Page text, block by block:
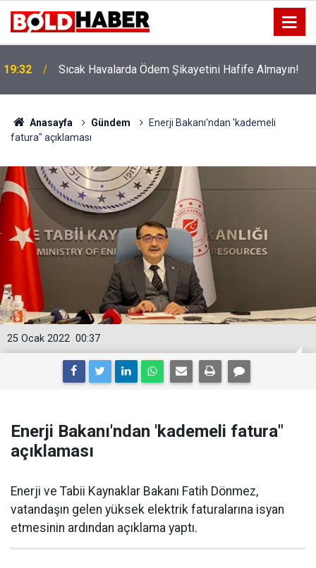
19:32 Sıcak Havalarda Ödem Şikayetini Hafife Almayın!
Anasayfa Gündem
Enerji Bakanı'ndan 'kademeli
fatura" açıklaması
00:37
25 Ocak 2022
Enerji Bakanı'ndan 'kademeli fatura"
açıklaması
Enerji ve Tabii Kaynaklar Bakanı Fatih Dönmez,
vatandaşın gelen yüksek elektrik faturalarına isyan
etmesinin ardından açıklama yaptı.